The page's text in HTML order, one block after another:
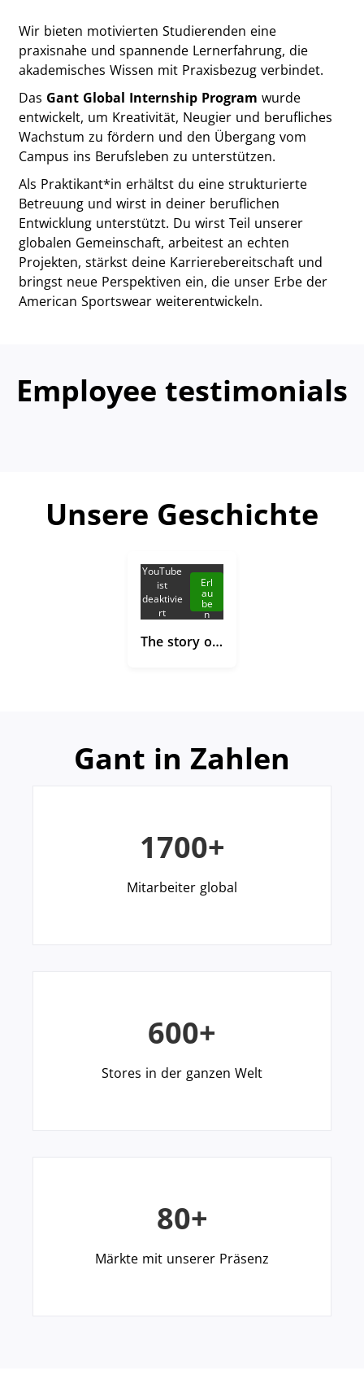
Wir bieten motivierten Studierenden eine
praxisnahe und spannende Lernerfahrung, die
akademisches Wissen mit Praxisbezug verbindet.
Das Gant Global Internship Program wurde
entwickelt, um Kreativität, Neugier und berufliches
Wachstum zu fördern und den Übergang vom
Campus ins Berufsleben zu unterstützen.
Als Praktikant*in erhältst du eine strukturierte
Betreuung und wirst in deiner beruflichen
Entwicklung unterstützt. Du wirst Teil unserer
globalen Gemeinschaft, arbeitest an echten
Projekten, stärkst deine Karrierebereitschaft und
bringst neue Perspektiven ein, die unser Erbe der
American Sportswear weiterentwickeln.
Employee testimonials
Unsere Geschichte
YouTube
ist
deaktivie
rt
Erl
au
be
n
The story of Gant
Gant in Zahlen
1700+
Mitarbeiter global
600+
Stores in der ganzen Welt
80+
Märkte mit unserer Präsenz